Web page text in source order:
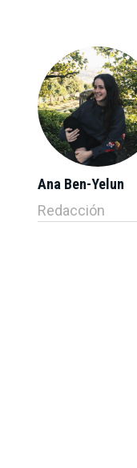
Ana Ben-Yelun
Redacción